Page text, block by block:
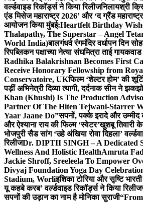
वर्ल्डवाइड रिकॉर्ड्स ने किया रिलीजनिलायश्री
एंड मिसेज महाराष्ट्र 2026’ और ‘द ग्रैंड
आयोजन किया मुंबई:Heartfelt Birthday
Thalapathy, The Superstar – Angel
World India)बालगंधर्व रंगमंदिर वर्धापन दिन
रिपब्लिकन पक्षाच्या नेत्या संघमित्रा ताई
Radhika Balakrishnan Becomes First
Receive Honorary Fellowship from
Conservatoire, UKफिल्म ‘शेल्टर होम’ की
पड़ीं अभिनेत्री दिव्या त्यागी, दर्दनाक सीन ने
Khan (Khushi) Is The Production
Partner Of The Hiten Tejwani-Starrer
Yaar Jaane Do”सपनों, पक्के इरादे और उम्मीद
और ऐश्याना राय की फिल्म ‘स्वेटर’खुशबू तिवारी
भोजपुरी सैड सांग ‘उहे अंखिया रोवा दिहला’
रिलीजDr. DIPTII SINGH – A Dedicated
Wellness And Holistic HealthAmruta
Jackie Shroff, Sreeleela To Empower
Divyaj Foundation Yoga Day
Stadium, Worliइशिका टोरिया और सृष्टि
यू कहबे करब’ वर्ल्डवाइड रिकॉर्ड्स ने किया रिलीज
सपनों की उड़ान का नाम है मोनिका सुराजी